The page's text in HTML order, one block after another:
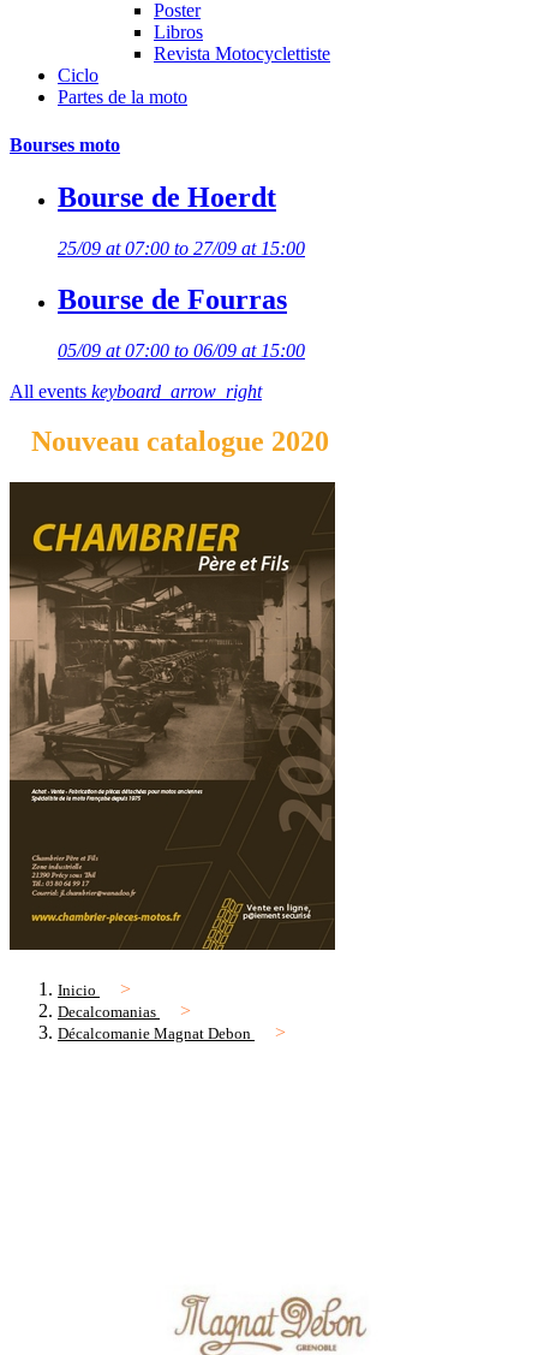
Poster
Libros
Revista Motocyclettiste
Ciclo
Partes de la moto
Bourses moto
Bourse de Hoerdt
25/09 at 07:00 to 27/09 at 15:00
Bourse de Fourras
05/09 at 07:00 to 06/09 at 15:00
All events keyboard_arrow_right
Nouveau catalogue 2020
Inicio
Decalcomanias
Décalcomanie Magnat Debon